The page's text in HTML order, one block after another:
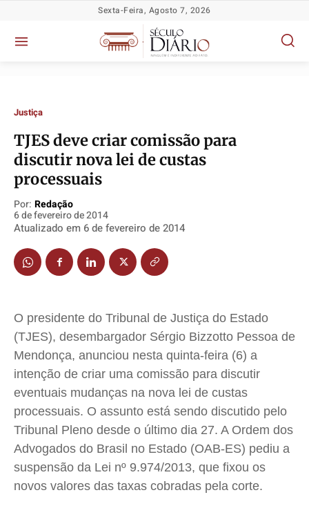
Política
Socioeconômicas
TV Século
Justiça
Segurança
Direitos
Economia
Cultura
Colunas
Caetano Roque
Gustavo Bastos
Política
Socioeconômicas
TV Século
Justiça
Segurança
Direitos
Economia
Cultura
Colunas
Caetano Roque
Gustavo Bastos
Política
Socioeconômicas
TV Século
Justiça
Segurança
Direitos
Economia
Cultura
Colunas
Caetano Roque
Gustavo Bastos
Política
Socioeconômicas
TV Século
Justiça
Segurança
Direitos
Economia
Cultura
Colunas
Caetano Roque
Gustavo Bastos
Sexta-Feira, Agosto 7, 2026
Justiça
TJES deve criar comissão para
discutir nova lei de custas
processuais
Por: Redação
6 de fevereiro de 2014
Atualizado em 6 de fevereiro de 2014
O presidente do Tribunal de Justiça do Estado
(TJES), desembargador Sérgio Bizzotto Pessoa de
Mendonça, anunciou nesta quinta-feira (6) a
intenção de criar uma comissão para discutir
eventuais mudanças na nova lei de custas
processuais. O assunto está sendo discutido pelo
Tribunal Pleno desde o último dia 27. A Ordem dos
Advogados do Brasil no Estado (OAB-ES) pediu a
suspensão da Lei nº 9.974/2013, que fixou os
novos valores das taxas cobradas pela corte.